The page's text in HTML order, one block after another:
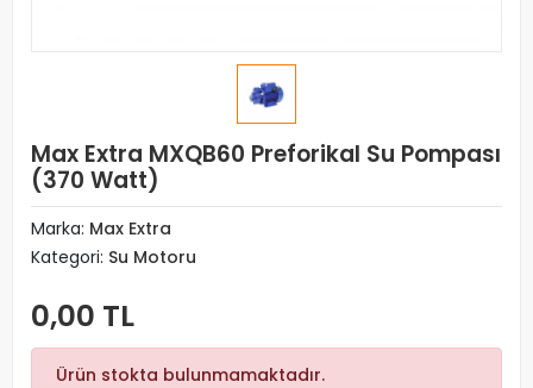
Max Extra MXQB60 Preforikal Su Pompası
(370 Watt)
Marka: Max Extra
Kategori: Su Motoru
0,00 TL
Ürün stokta bulunmamaktadır.